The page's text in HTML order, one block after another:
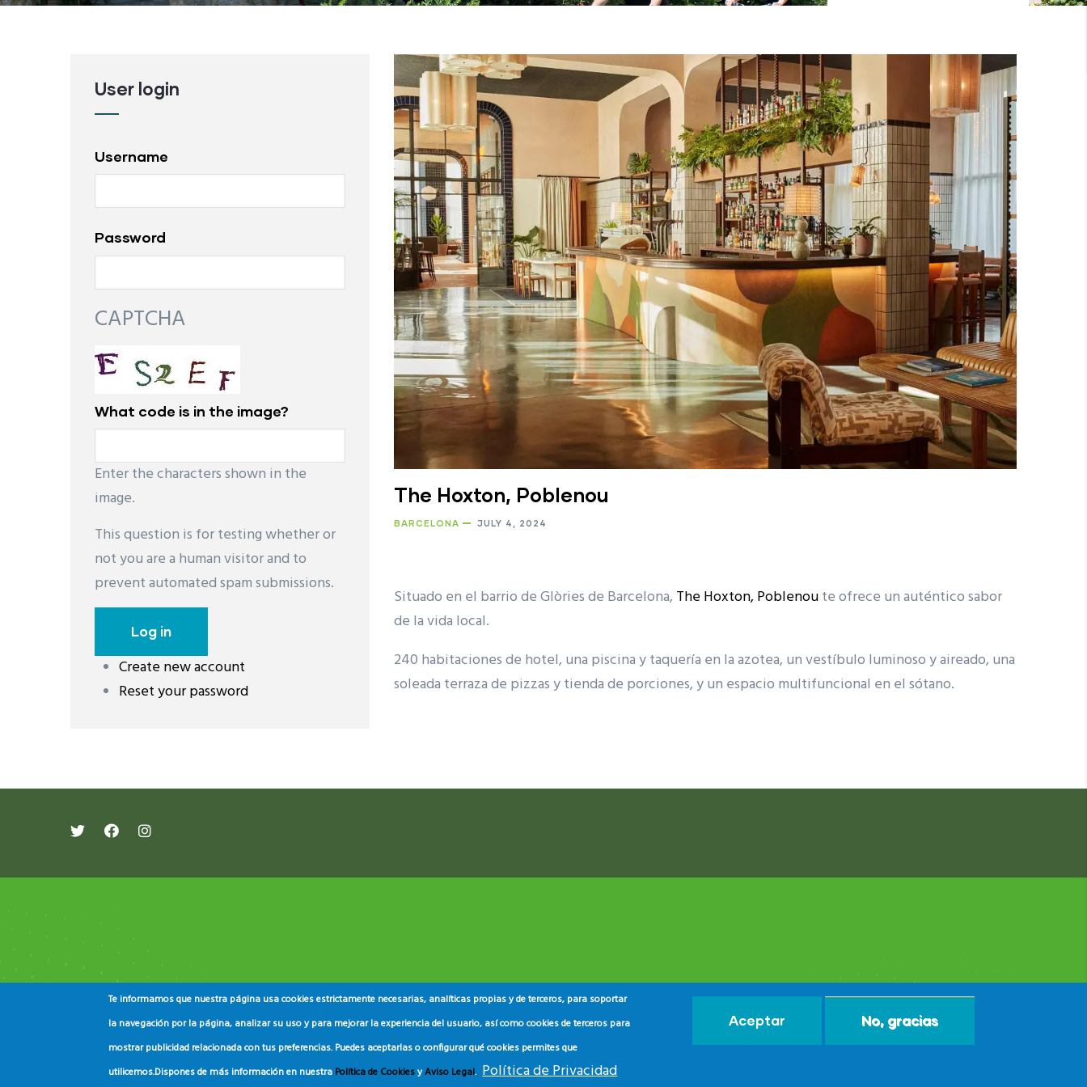
The Hoxton, Poblenou
BARCELONA JULY 4, 2024
Situado en el barrio de Glòries de Barcelona, The Hoxton, Poblenoute ofrece un auténtico sabor
de la vida local.
240 habitaciones de hotel, una piscina y taquería en la azotea, un vestíbulo luminoso y aireado, una
soleada terraza de pizzas y tienda de porciones, y un espacio multifuncional en el sótano.
User login
Username
Password
CAPTCHA
What code is in the image?
Enter the characters shown in the
image.
This question is for testing whether or
not you are a human visitor and to
prevent automated spam submissions.
Create new account
Reset your password
Te informamos que nuestra página usa cookies estrictamente necesarias, analíticas propias y de terceros, para soportar
la navegación por la página, analizar su uso y para mejorar la experiencia del usuario, así como cookies de terceros para
mostrar publicidad relacionada con tus preferencias. Puedes aceptarlas o configurar qué cookies permites que
utilicemos.Dispones de más información en nuestra Política de CookiesyAviso Legal. Política de Privacidad
Aceptar No, gracias